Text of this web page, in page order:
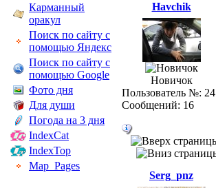
Карманный
оракул
Поиск по сайту с
помощью Яндекс
Поиск по сайту с
помощью Google
Фото дня
Для души
Погода на 3 дня
IndexCat
IndexTop
Map_Pages
Havchik
Новичок
Пользователь №: 24
Сообщений: 16
Serg_pnz